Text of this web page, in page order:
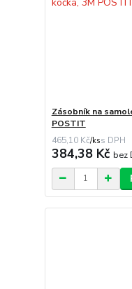
Zásobník na
POSTIT
465,10 Kč/ks
384,38 Kč bez